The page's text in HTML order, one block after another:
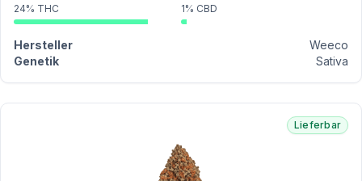
24% THC 1% CBD
Hersteller
Weeco
Genetik
Sativa
Lieferbar